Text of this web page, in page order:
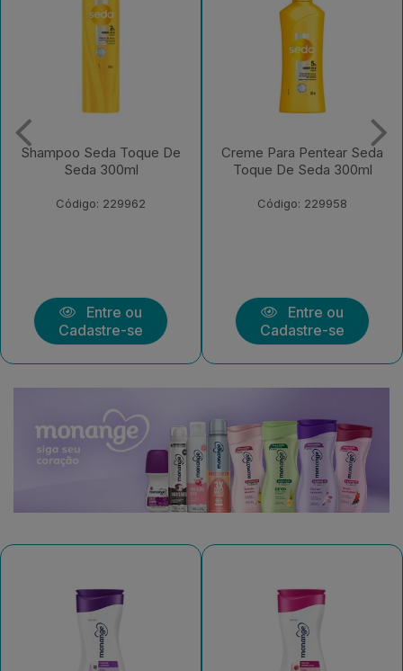
De
Creme Para Pentear Seda
Toque De Seda 300ml
Código: 229958
Entre ou
Cadastre-se
Condicionador
Toque De Seda
Código: 229956
Entre ou
Cadastre-se